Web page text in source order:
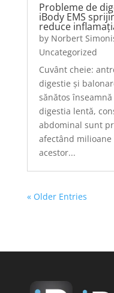
Probleme de
iBody EMS
reduce
by Norbert
Uncategorized
Cuvânt cheie:
digestie și
sănătos
digestia lentă,
abdominal sunt
afectând
acestor...
« Older Entries